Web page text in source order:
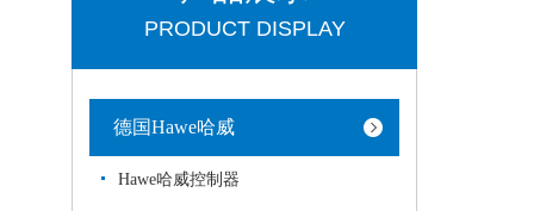
PRODUCT DISPLAY
德国Hawe哈威
Hawe哈威控制器